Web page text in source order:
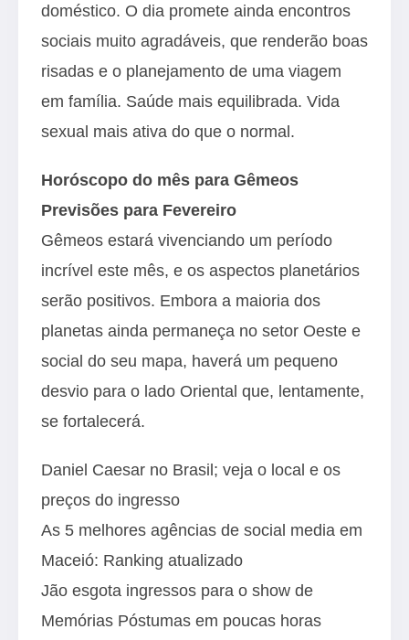
doméstico. O dia promete ainda encontros
sociais muito agradáveis, que renderão boas
risadas e o planejamento de uma viagem
em família. Saúde mais equilibrada. Vida
sexual mais ativa do que o normal.
Horóscopo do mês para Gêmeos
Previsões para Fevereiro
Gêmeos estará vivenciando um período
incrível este mês, e os aspectos planetários
serão positivos. Embora a maioria dos
planetas ainda permaneça no setor Oeste e
social do seu mapa, haverá um pequeno
desvio para o lado Oriental que, lentamente,
se fortalecerá.
Daniel Caesar no Brasil; veja o local e os
preços do ingresso
As 5 melhores agências de social media em
Maceió: Ranking atualizado
Jão esgota ingressos para o show de
Memórias Póstumas em poucas horas